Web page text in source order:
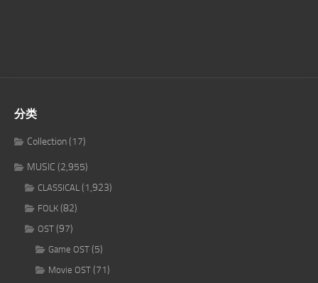
分类
Collection(17)
MUSIC (2,955)
CLASSICAL (1,923)
FOLK (82)
OST (97)
Game OST (5)
Movie OST (71)